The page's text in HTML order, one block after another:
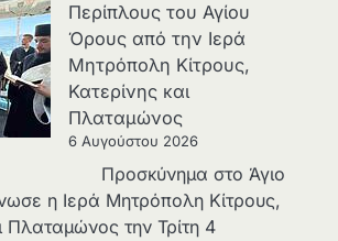
Περίπλους του Αγίου
Όρους από την Ιερά
Μητρόπολη Κίτρους,
Κατερίνης και
Πλαταμώνος
6 Αυγούστου 2026
Προσκύνημα στο Άγιο
η Ιερά Μητρόπολη Κίτρους,
Πλαταμώνος την Τρίτη 4